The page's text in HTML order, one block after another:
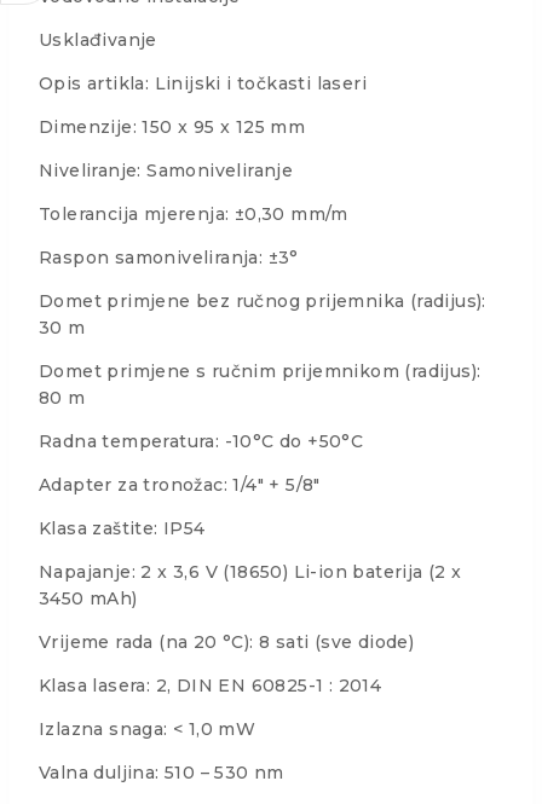
Usklađivanje
Opis artikla: Linijski i točkasti laseri
Dimenzije: 150 x 95 x 125 mm
Niveliranje: Samoniveliranje
Tolerancija mjerenja: ±0,30 mm/m
Raspon samoniveliranja: ±3°
Domet primjene bez ručnog prijemnika (radijus):
30 m
Domet primjene s ručnim prijemnikom (radijus):
80 m
Radna temperatura: -10°C do +50°C
Adapter za tronožac: 1/4″ + 5/8″
Klasa zaštite: IP54
Napajanje: 2 x 3,6 V (18650) Li-ion baterija (2 x
3450 mAh)
Vrijeme rada (na 20 °C): 8 sati (sve diode)
Klasa lasera: 2, DIN EN 60825-1 : 2014
Izlazna snaga: < 1,0 mW
Valna duljina: 510 – 530 nm